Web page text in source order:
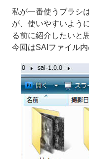
私が一番使うブラシ
が、使いやすいよう
る前に紹介したいと
今回はSAIファイル